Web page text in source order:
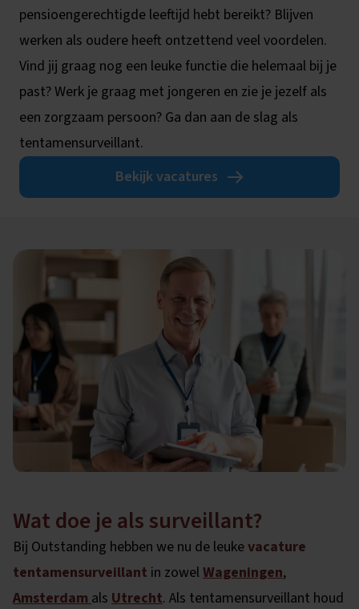
pensioengerechtigde leeftijd hebt bereikt? Blijven
werken als oudere heeft ontzettend veel voordelen.
Vind jij graag nog een leuke functie die helemaal bij je
past? Werk je graag met jongeren en zie je jezelf als
een zorgzaam persoon? Ga dan aan de slag als
tentamensurveillant.
Bekijk vacatures
Wat doe je als surveillant?
Bij Outstanding hebben we nu de leukevacature
tentamensurveillant in zowel Wageningen,
Amsterdam als Utrecht. Als tentamensurveillant houd